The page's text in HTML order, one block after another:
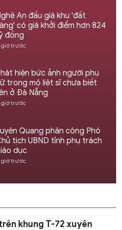
An đấu giá khu 'đất
có giá khởi điểm hơn 824
đồng
giờ trước
hiện bức ảnh người phụ
trong mộ liệt sĩ chưa biết
ở Đà Nẵng
giờ trước
Quang phân công Phó
tịch UBND tỉnh phụ trách
dục
giờ trước
khung T-72 xuyên